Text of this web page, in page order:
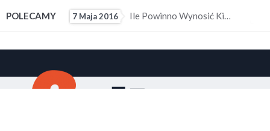
POLECAMY
Doświadczeniem Zawodowym 7 Maja 2016 Ile Powinno Wynosić Kieszonkowe?